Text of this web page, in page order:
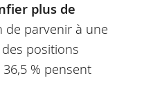
plus de
de parvenir à une
positions
% pensent